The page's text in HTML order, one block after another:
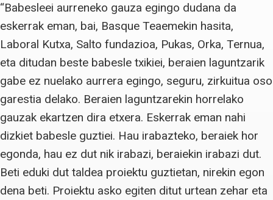
“Babesleei aurreneko gauza egingo dudana da
eskerrak eman, bai, Basque Teaemekin hasita,
Laboral Kutxa, Salto fundazioa, Pukas, Orka, Ternua,
eta ditudan beste babesle txikiei, beraien laguntzarik
gabe ez nuelako aurrera egingo, seguru, zirkuitua oso
garestia delako. Beraien laguntzarekin horrelako
gauzak ekartzen dira etxera. Eskerrak eman nahi
dizkiet babesle guztiei. Hau irabazteko, beraiek hor
egonda, hau ez dut nik irabazi, beraiekin irabazi dut.
Beti eduki dut taldea proiektu guztietan, nirekin egon
dena beti. Proiektu asko egiten ditut urtean zehar eta